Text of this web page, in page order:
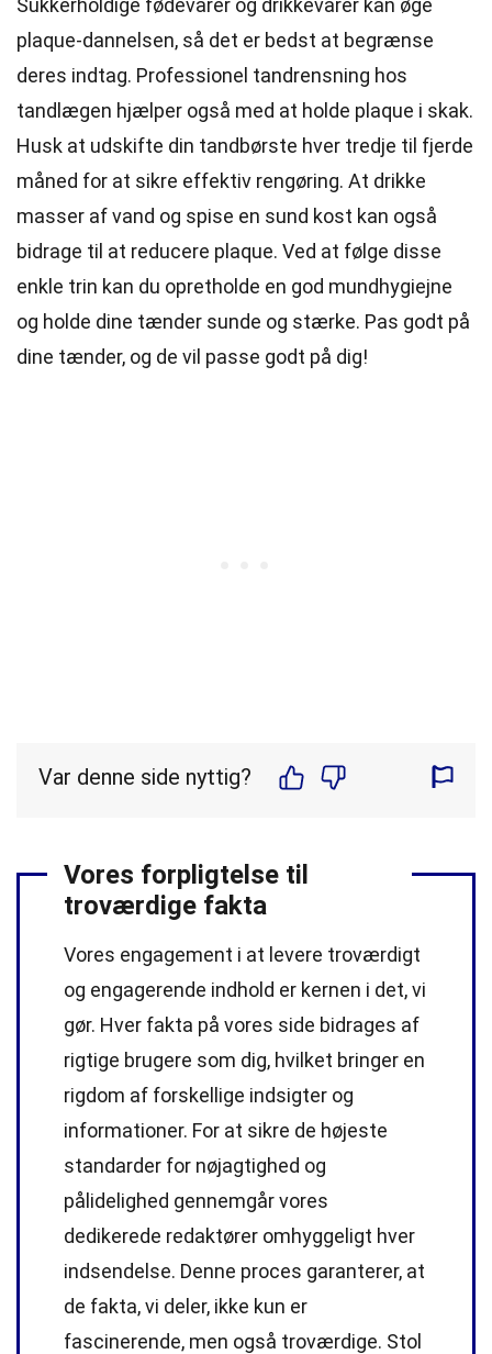
Sukkerholdige fødevarer og drikkevarer kan øge
plaque-dannelsen, så det er bedst at begrænse
deres indtag. Professionel tandrensning hos
tandlægen hjælper også med at holde plaque i skak.
Husk at udskifte din tandbørste hver tredje til fjerde
måned for at sikre effektiv rengøring. At drikke
masser af vand og spise en sund kost kan også
bidrage til at reducere plaque. Ved at følge disse
enkle trin kan du opretholde en god mundhygiejne
og holde dine tænder sunde og stærke. Pas godt på
dine tænder, og de vil passe godt på dig!
Var denne side nyttig?
Vores forpligtelse til
troværdige fakta
Vores engagement i at levere troværdigt
og engagerende indhold er kernen i det, vi
gør. Hver fakta på vores side bidrages af
rigtige brugere som dig, hvilket bringer en
rigdom af forskellige indsigter og
informationer. For at sikre de højeste
standarder for nøjagtighed og
pålidelighed gennemgår vores
dedikerede redaktører omhyggeligt hver
indsendelse. Denne proces garanterer, at
de fakta, vi deler, ikke kun er
fascinerende, men også troværdige. Stol